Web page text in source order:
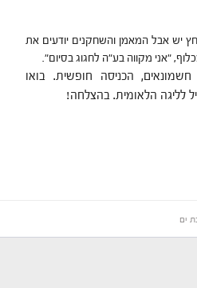
יש אבל המאמן והשחקנים יודעים את
"אני מקווה בע"ה לחגוג בסיום".
הכניסה חופשית. בואו
לליגה הלאומית. בהצלחה!
ים